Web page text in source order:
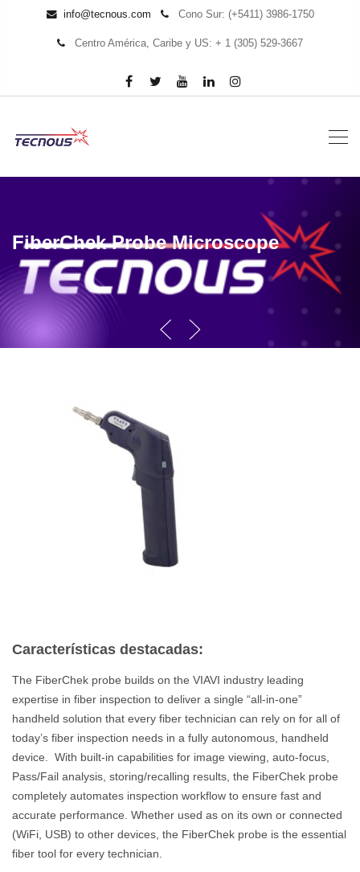
info@tecnous.com Cono Sur: (+5411) 3986-1750
Centro América, Caribe y US: + 1 (305) 529-3667
FiberChek Probe Microscope
Características destacadas:
The FiberChek probe builds on the VIAVI industry leading
expertise in fiber inspection to deliver a single “all-in-one”
handheld solution that every fiber technician can rely on for all of
today’s fiber inspection needs in a fully autonomous, handheld
device. With built-in capabilities for image viewing, auto-focus,
Pass/Fail analysis, storing/recalling results, the FiberChek probe
completely automates inspection workflow to ensure fast and
accurate performance. Whether used as on its own or connected
(WiFi, USB) to other devices, the FiberChek probe is the essential
fiber tool for every technician.